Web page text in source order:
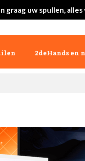
graag uw spullen,
2deHands en